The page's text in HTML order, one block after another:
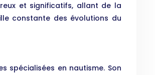
et significatifs, allant de la
constante des évolutions du
spécialisées en nautisme. Son